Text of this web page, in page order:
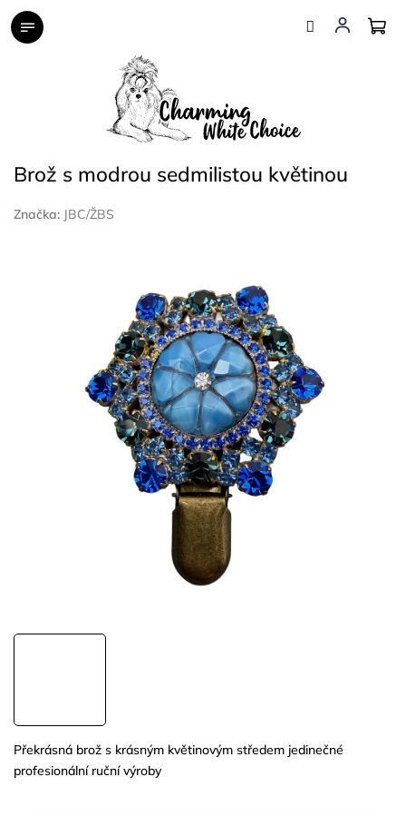
Přejít
na
Brož s modrou sedmilistou květinou
Značka: JBC/ŽBS
Překrásná brož s krásným květinovým středem jedinečné
profesionální ruční výroby